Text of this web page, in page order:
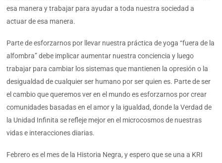
esa manera y trabajar para ayudar a toda nuestra sociedad a
actuar de esa manera.
Parte de esforzarnos por llevar nuestra práctica de yoga “fuera de la
alfombra” debe implicar aumentar nuestra conciencia y luego
trabajar para cambiar los sistemas que mantienen la opresión o la
desigualdad de cualquier ser humano por ser quien es. Parte de ser
el cambio que queremos ver en el mundo es esforzarnos por crear
comunidades basadas en el amor y la igualdad, donde la Verdad de
la Unidad Infinita se refleje mejor en el microcosmos de nuestras
vidas e interacciones diarias.
Febrero es el mes de la Historia Negra, y espero que se una a KRI